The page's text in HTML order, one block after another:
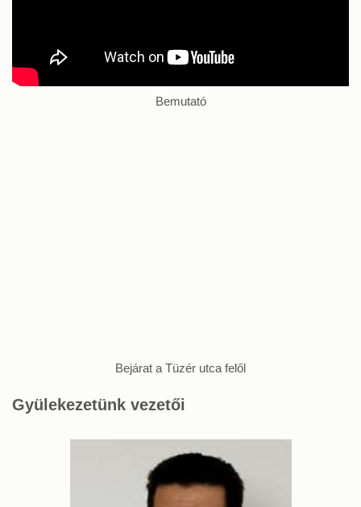
Bemutató
Bejárat a Tüzér utca felől
Gyülekezetünk vezetői